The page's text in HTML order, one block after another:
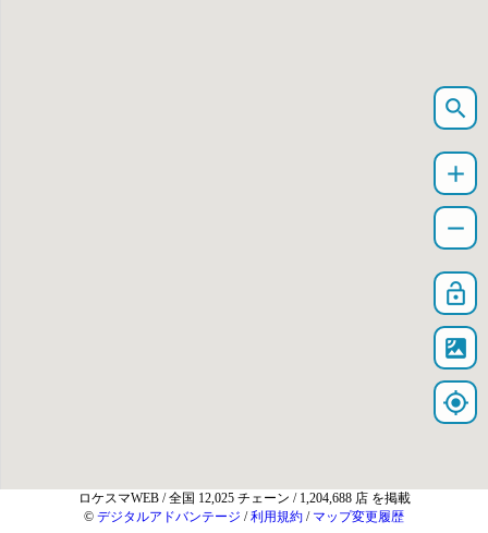
search
add
remove
lock_open
satellite
my_location
ロケスマWEB / 全国 12,025 チェーン / 1,204,688 店 を掲載
© デジタルアドバンテージ /利用規約 / マップ変更履歴